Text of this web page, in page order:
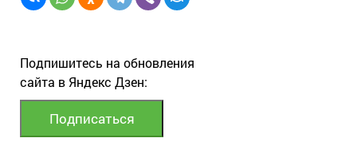
Подпишитесь на обновления
сайта в Яндекс Дзен: